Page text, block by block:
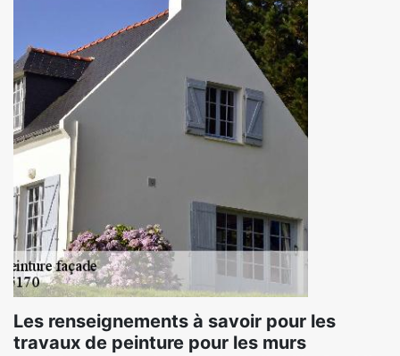
Les renseignements à savoir pour les
travaux de peinture pour les murs